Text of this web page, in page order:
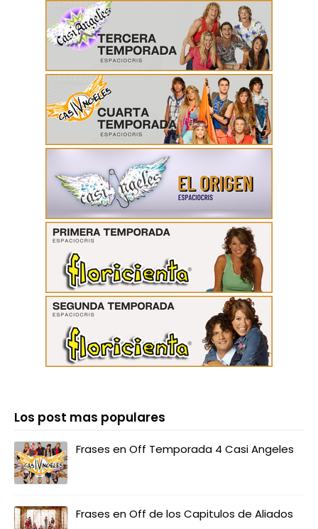
Los post mas populares
Frases en Off Temporada 4 Casi Angeles
Frases en Off de los Capitulos de Aliados